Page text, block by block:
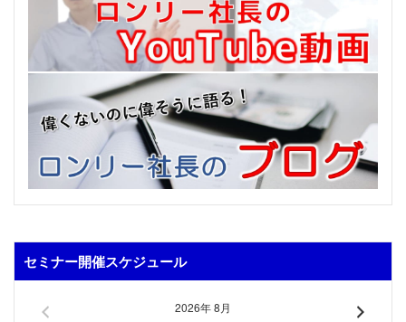
セミナー開催スケジュール
2026年 8月